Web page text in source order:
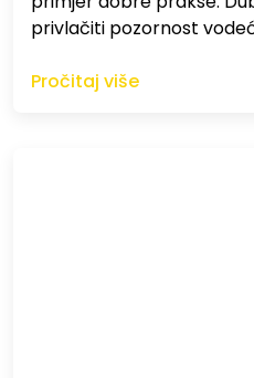
privlačiti pozornost
Pročitaj više